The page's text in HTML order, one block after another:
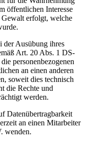
öffentlichen Interesse
erfolgt, welche
der Ausübung ihres
Art. 20 Abs. 1 DS-
personenbezogenen
an einen anderen
soweit dies technisch
die Rechte und
werden.
Datenübertragbarkeit
an einen Mitarbeiter
wenden.